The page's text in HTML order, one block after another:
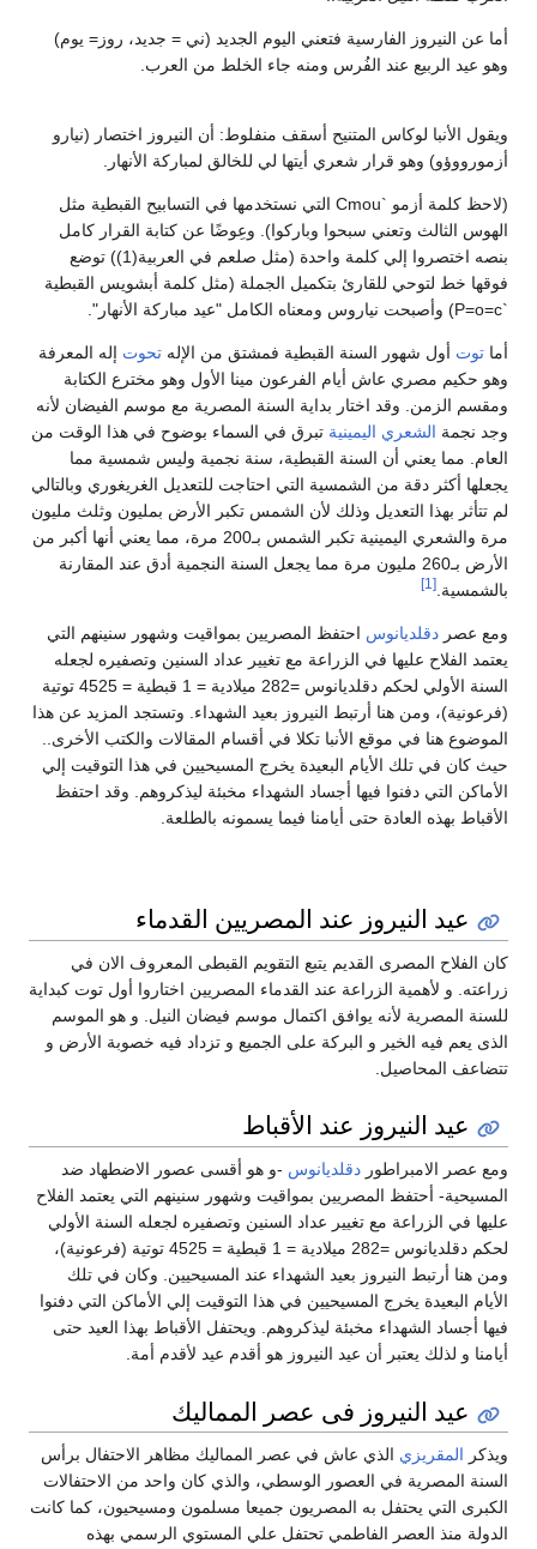
أما عن النيروز الفارسية فتعني اليوم الجديد (ني = جديد، روز= يوم)
وهو عيد الربيع عند الفُرس ومنه جاء الخلط من العرب.
ويقول الأنبا لوكاس المتنيح أسقف منفلوط: أن النيروز اختصار (نيارو
أزمورووؤو) وهو قرار شعري أيتها لي للخالق لمباركة الأنهار.
(لاحظ كلمة أزمو `Cmou التي نستخدمها في التسابيح القبطية مثل
الهوس الثالث وتعني سبحوا وباركوا). وعِوضًا عن كتابة القرار كامل
بنصه اختصروا إلي كلمة واحدة (مثل صلعم في العربية(1)) توضع
فوقها خط لتوحي للقارئ بتكميل الجملة (مثل كلمة أبشويس القبطية
`P=o=c) وأصبحت نياروس ومعناه الكامل "عيد مباركة الأنهار".
أما توت أول شهور السنة القبطية فمشتق من الإله تحوت إله المعرفة
وهو حكيم مصري عاش أيام الفرعون مينا الأول وهو مخترع الكتابة
ومقسم الزمن. وقد اختار بداية السنة المصرية مع موسم الفيضان لأنه
وجد نجمة الشعري اليمينية تبرق في السماء بوضوح في هذا الوقت من
العام. مما يعني أن السنة القبطية، سنة نجمية وليس شمسية مما
يجعلها أكثر دقة من الشمسية التي احتاجت للتعديل الغريغوري وبالتالي
لم تتأثر بهذا التعديل وذلك لأن الشمس تكبر الأرض بمليون وثلث مليون
مرة والشعري اليمينية تكبر الشمس بـ200 مرة، مما يعني أنها أكبر من
الأرض بـ260 مليون مرة مما يجعل السنة النجمية أدق عند المقارنة
بالشمسية.[1]
ومع عصر دقلديانوس احتفظ المصريين بمواقيت وشهور سنينهم التي
يعتمد الفلاح عليها في الزراعة مع تغيير عداد السنين وتصفيره لجعله
السنة الأولي لحكم دقلديانوس =282 ميلادية = 1 قبطية = 4525 توتية
(فرعونية)، ومن هنا أرتبط النيروز بعيد الشهداء. وتستجد المزيد عن هذا
الموضوع هنا في موقع الأنبا تكلا في أقسام المقالات والكتب الأخرى..
حيث كان في تلك الأيام البعيدة يخرج المسيحيين في هذا التوقيت إلي
الأماكن التي دفنوا فيها أجساد الشهداء مخبئة ليذكروهم. وقد احتفظ
الأقباط بهذه العادة حتى أيامنا فيما يسمونه بالطلعة.
عيد النيروز عند المصريين القدماء
كان الفلاح المصرى القديم يتبع التقويم القبطى المعروف الان في
زراعته. و لأهمية الزراعة عند القدماء المصريين اختاروا أول توت كبداية
للسنة المصرية لأنه يوافق اكتمال موسم فيضان النيل. و هو الموسم
الذى يعم فيه الخير و البركة على الجميع و تزداد فيه خصوبة الأرض و
تتضاعف المحاصيل.
عيد النيروز عند الأقباط
ومع عصر الامبراطور دقلديانوس -و هو أقسى عصور الاضطهاد ضد
المسيحية- أحتفظ المصريين بمواقيت وشهور سنينهم التي يعتمد الفلاح
عليها في الزراعة مع تغيير عداد السنين وتصفيره لجعله السنة الأولي
لحكم دقلديانوس =282 ميلادية = 1 قبطية = 4525 توتية (فرعونية)،
ومن هنا أرتبط النيروز بعيد الشهداء عند المسيحيين. وكان في تلك
الأيام البعيدة يخرج المسيحيين في هذا التوقيت إلي الأماكن التي دفنوا
فيها أجساد الشهداء مخبئة ليذكروهم. ويحتفل الأقباط بهذا العيد حتى
أيامنا و لذلك يعتبر أن عيد النيروز هو أقدم عيد لأقدم أمة.
عيد النيروز فى عصر المماليك
ويذكر المقريزي الذي عاش في عصر المماليك مظاهر الاحتفال برأس
السنة المصرية في العصور الوسطي، والذي كان واحد من الاحتفالات
الكبرى التي يحتفل به المصريون جميعا مسلمون ومسيحيون، كما كانت
الدولة منذ العصر الفاطمي تحتفل علي المستوي الرسمي بهذه